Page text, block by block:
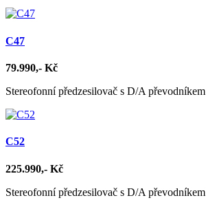
C47
79.990,- Kč
Stereofonní předzesilovač s D/A převodníkem
C52
225.990,- Kč
Stereofonní předzesilovač s D/A převodníkem